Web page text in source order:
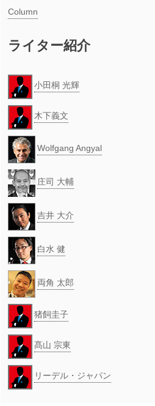
Column
ライター紹介
小田桐 光輝
木下義文
Wolfgang Angyal
庄司 大輔
吉井 大介
白水 健
両角 太郎
猪飼圭子
髙山 宗東
リーデル・ジャパン